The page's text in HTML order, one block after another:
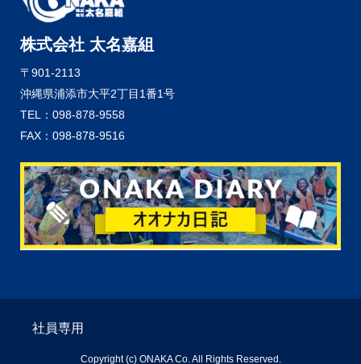
株式会社 太名嘉組
〒901-2113
沖縄県浦添市大平2丁目1番1号
TEL：098-878-9558
FAX：098-878-9516
社員専用
Copyright (c) ONAKA Co. All Rights Reserved.